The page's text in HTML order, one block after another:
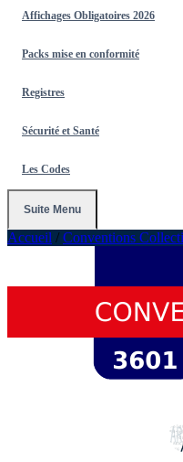
Affichages Obligatoires 2026
Packs mise en conformité
Registres
Sécurité et Santé
Les Codes
Suite Menu
Accueil / Conventions